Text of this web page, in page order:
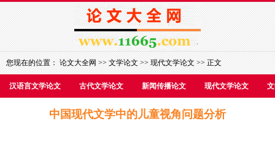
您现在的位置：论文大全网>>文学论文>>现代文学论文>> 正文
汉语言文学论文 古代文学论文 新闻传播论文 现代文学论文
中国现代文学中的儿童视角问题分析